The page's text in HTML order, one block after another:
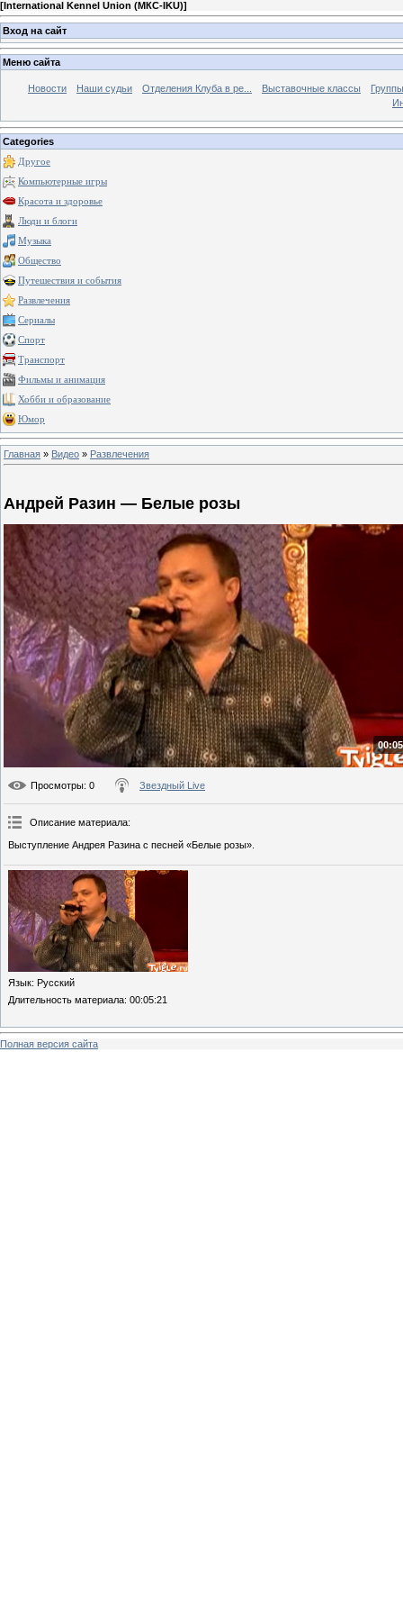
[International Kennel Union (МКС-IKU)]
Вход на сайт
Меню сайта
Новости Наши судьи Отделения Клуба в ре... Выставочные классы
Categories
Другое
Компьютерные игры
Красота и здоровье
Люди и блоги
Музыка
Общество
Путешествия и события
Развлечения
Сериалы
Спорт
Транспорт
Фильмы и анимация
Хобби и образование
Юмор
Главная » Видео » Развлечения
Андрей Разин — Белые розы
Просмотры: 0 Звездный Live
Описание материала:
Выступление Андрея Разина с песней «Белые розы».
Язык: Русский
Длительность материала: 00:05:21
Полная версия сайта